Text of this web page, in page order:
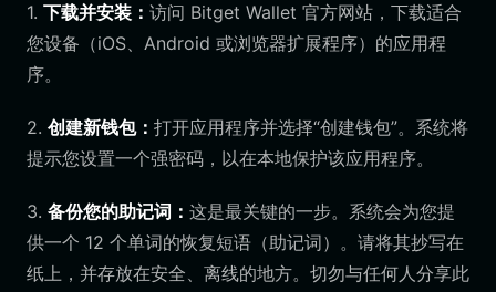
1. 下载并安装： 访问 Bitget Wallet 官方网站，下载适合
您设备（iOS、Android 或浏览器扩展程序）的应用程
序。
2. 创建新钱包： 打开应用程序并选择“创建钱包”。系统将
提示您设置一个强密码，以在本地保护该应用程序。
3. 备份您的助记词： 这是最关键的一步。系统会为您提
供一个 12 个单词的恢复短语（助记词）。请将其抄写在
纸上，并存放在安全、离线的地方。切勿与任何人分享此